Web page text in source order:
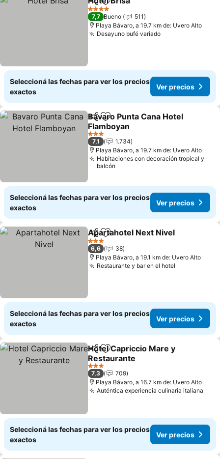
CompartirAñadir a favoritos
4 Estrellas
7,7 Bueno
511
Playa Bávaro, a 19.7 km de: Uvero Alto
Desayuno bufé variadoVer precios
Seleccioná las fechas para ver los precios
exactos
Ver precios
CompartirAñadir a favoritos
Bavaro Punta Cana Hotel
Flamboyan
Ver precios
3 Estrellas
7,1
1.734
Playa Bávaro, a 19.7 km de: Uvero Alto
Habitaciones con decoración tropical y
balcón
Seleccioná las fechas para ver los precios
exactos
Ver precios
CompartirAñadir a favoritos
Apartahotel Next Nivel
3 Estrellas
6,6
38
Playa Bávaro, a 19.1 km de: Uvero Alto
Restaurante y bar en el hotel
Seleccioná las fechas para ver los precios
exactos
Ver precios
CompartirAñadir a favoritos
Hotel Capriccio Mare y
Restaurante
Ver precios
3 Estrellas
7,3
709
Playa Bávaro, a 16.7 km de: Uvero Alto
Auténtica experiencia culinaria italiana
Seleccioná las fechas para ver los precios
exactos
Ver precios